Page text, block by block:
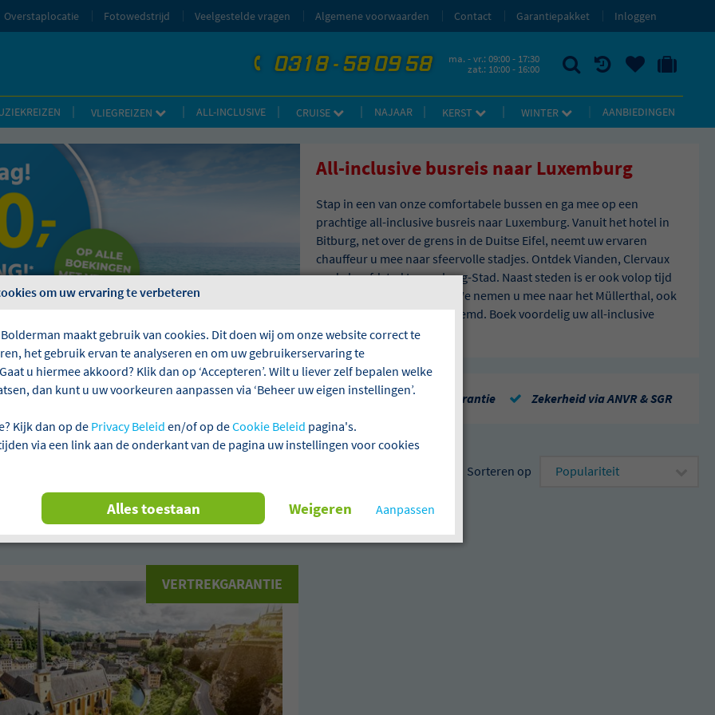
telefoon
0318 - 58 09 58 ma. - vr.: 09:00 - 17:30
zat.: 10:00 - 16:00 ZOEKEN UW BEWAARDE REIZEN
VLIEGREIZEN ALL-INCLUSIVE CRUISE NAJAAR KERST WINTER AANBIEDINGEN
Overstaplocatie Fotowedstrijd Veelgestelde vragen Algemene voorwaarden Contact Garantiepakket Inloggen
All-inclusive busreis naar Luxemburg
Stap in een van onze comfortabele bussen en ga mee op een
prachtige all-inclusive busreis naar Luxemburg. Vanuit het hotel in
Bitburg, net over de grens in de Duitse Eifel, neemt uw ervaren
chauffeur u mee naar sfeervolle stadjes. Ontdek Vianden, Clervaux
en de hoofdstad Luxemburg-Stad. Naast steden is er ook volop tijd
voor de prachtige natuur. We nemen u mee naar het Müllerthal, ook
wel Klein Zwitserland genoemd. Boek voordelig uw all-inclusive
busreis bij Bolderman.
Aanbetalen niet verplicht Laagste prijsgarantie Repatriëringsgarantie Zekerheid via ANVR & SGR
1 reizen gevonden Sorteren op
All-Inclusive Alles wissen
VERTREKGARANTIE
om uw ervaring te verbeteren
maakt gebruik van cookies. Dit doen wij om onze website correct te
het gebruik ervan te analyseren en om uw gebruikerservaring te
u hiermee akkoord? Klik dan op ‘Accepteren’. Wilt u liever zelf bepalen welke
dan kunt u uw voorkeuren aanpassen via ‘Beheer uw eigen instellingen’.
Kijk dan op de Privacy Beleid en/of op deCookie Beleid pagina's.
via een link aan de onderkant van de pagina uw instellingen voor cookies
Aanpassen
Weigeren
Alles toestaan